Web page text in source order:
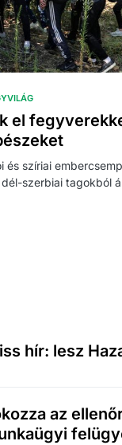
el
és szíriai
szerbiai tagokból
hír: lesz
az